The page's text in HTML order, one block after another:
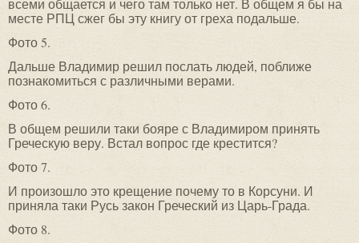
всеми общается и чего там только нет. В общем я бы на
месте РПЦ сжег бы эту книгу от греха подальше.
Фото 5.
Дальше Владимир решил послать людей, поближе
познакомиться с различными верами.
Фото 6.
В общем решили таки бояре с Владимиром принять
Греческую веру. Встал вопрос где крестится?
Фото 7.
И произошло это крещение почему то в Корсуни. И
приняла таки Русь закон Греческий из Царь-Града.
Фото 8.